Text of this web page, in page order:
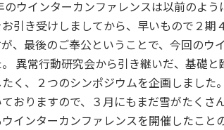
ウインターカンファレンスは以前のよ
引き受けしましてから、早いもので２期
、最後のご奉公ということで、今回のウ
異常行動研究会から引き継いだ、基礎
く、２つのシンポジウムを企画しました。
おりますので、３月にもまだ雪がたくさ
インターカンファレンスを開催したこと